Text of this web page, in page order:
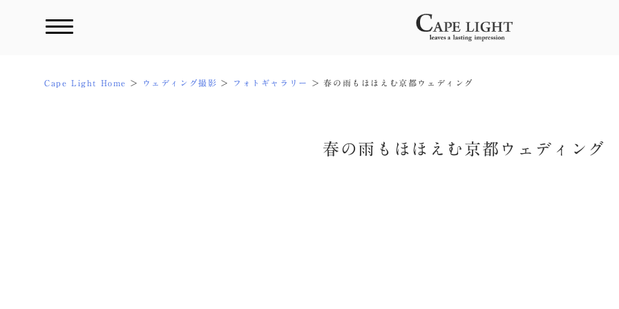
Cape Light Home ウェディング撮影 フォトギャラリー 春の雨もほほえむ京都ウェディング
春の雨もほほえむ京都ウェディング